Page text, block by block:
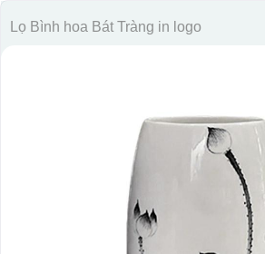
Lọ Bình hoa Bát Tràng in logo